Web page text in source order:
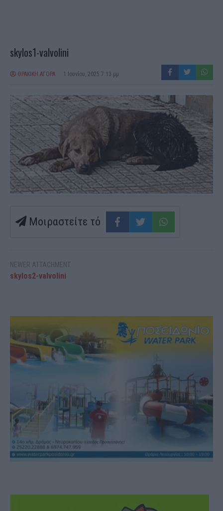
skylos1-valvolini
ΘΡΑΚΙΚΗ ΑΓΟΡΑ 1 Ιουνίου, 2025 7:13 μμ
Μοιραστείτε τό
NEWER ATTACHMENT
skylos2-valvolini